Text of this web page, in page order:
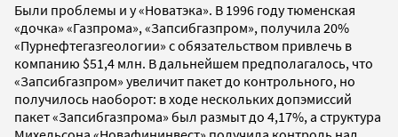
Были проблемы и у «Новатэка». В 1996 году тюменская
«дочка» «Газпрома», «Запсибгазпром», получила 20%
«Пурнефтегазгеологии» с обязательством привлечь в
компанию $51,4 млн. В дальнейшем предполагалось, что
«Запсибгазпром» увеличит пакет до контрольного, но
получилось наоборот: в ходе нескольких допэмиссий
пакет «Запсибгазпрома» был размыт до 4,17%, а структура